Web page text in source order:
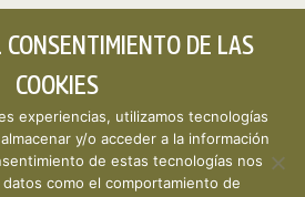
DE LAS
COOKIES
experiencias, utilizamos tecnologías
y/o acceder a la información
de estas tecnologías nos
como el comportamiento de